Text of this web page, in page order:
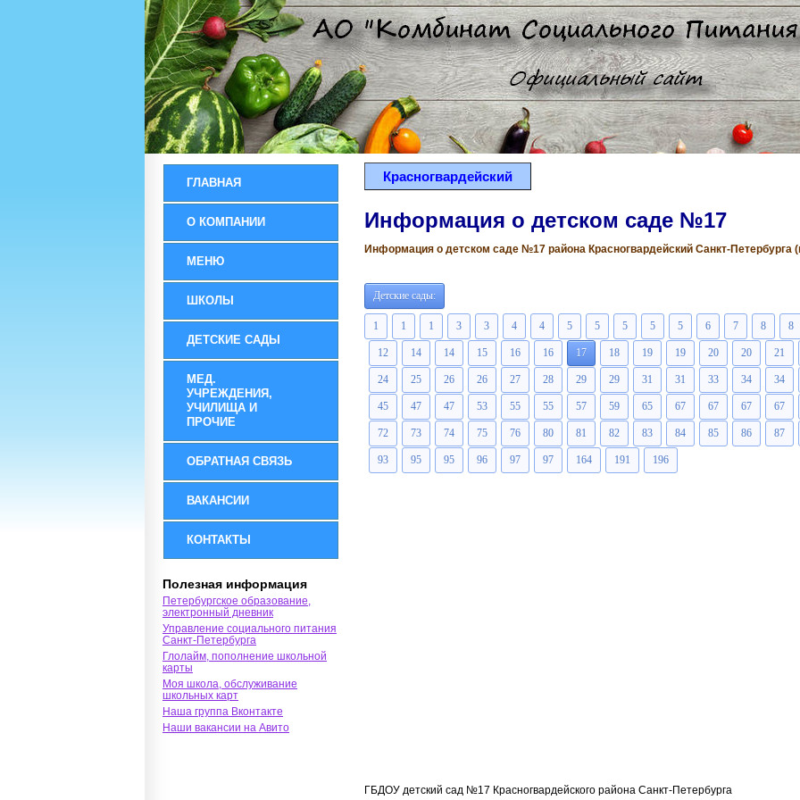
ГЛАВНАЯ
О КОМПАНИИ
МЕНЮ
ШКОЛЫ
ДЕТСКИЕ САДЫ
МЕД.
УЧРЕЖДЕНИЯ,
УЧИЛИЩА И
ПРОЧИЕ
ОБРАТНАЯ СВЯЗЬ
ВАКАНСИИ
КОНТАКТЫ
Полезная информация
Петербургское образование,
электронный дневник
Управление социального питания
Санкт-Петербурга
Глолайм, пополнение школьной
карты
Моя школа, обслуживание
школьных карт
Наша группа Вконтакте
Наши вакансии на Авито
Красногвардейский
Информация о детском саде №17
Информация о детском саде №17 района Красногвардейский Санкт-Петербурга
Детские сады:
1 1 1 3 3 4 4 5 5 5 5 5 6 7 8 8
12 14 14 15 16 16 17 18 19 19 20 20 21
24 25 26 26 27 28 29 29 31 31 33 34 34
45 47 47 53 55 55 57 59 65 67 67 67 67
72 73 74 75 76 80 81 82 83 84 85 86 87
93 95 95 96 97 97 164 191 196
ГБДОУ детский сад №17 Красногвардейского района Санкт-Петербурга